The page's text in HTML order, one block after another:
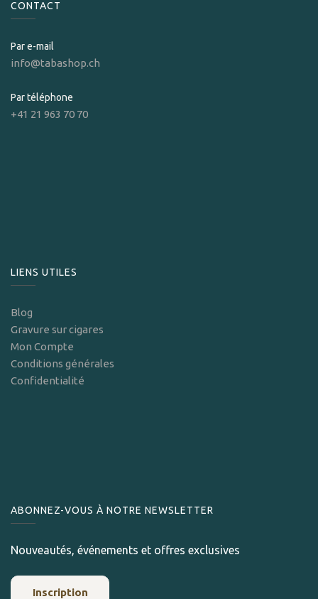
CONTACT
Par e-mail
info@tabashop.ch
Par téléphone
+41 21 963 70 70
LIENS UTILES
Blog
Gravure sur cigares
Mon Compte
Conditions générales
Confidentialité
ABONNEZ-VOUS À NOTRE NEWSLETTER
Nouveautés, événements et offres exclusives
Inscription